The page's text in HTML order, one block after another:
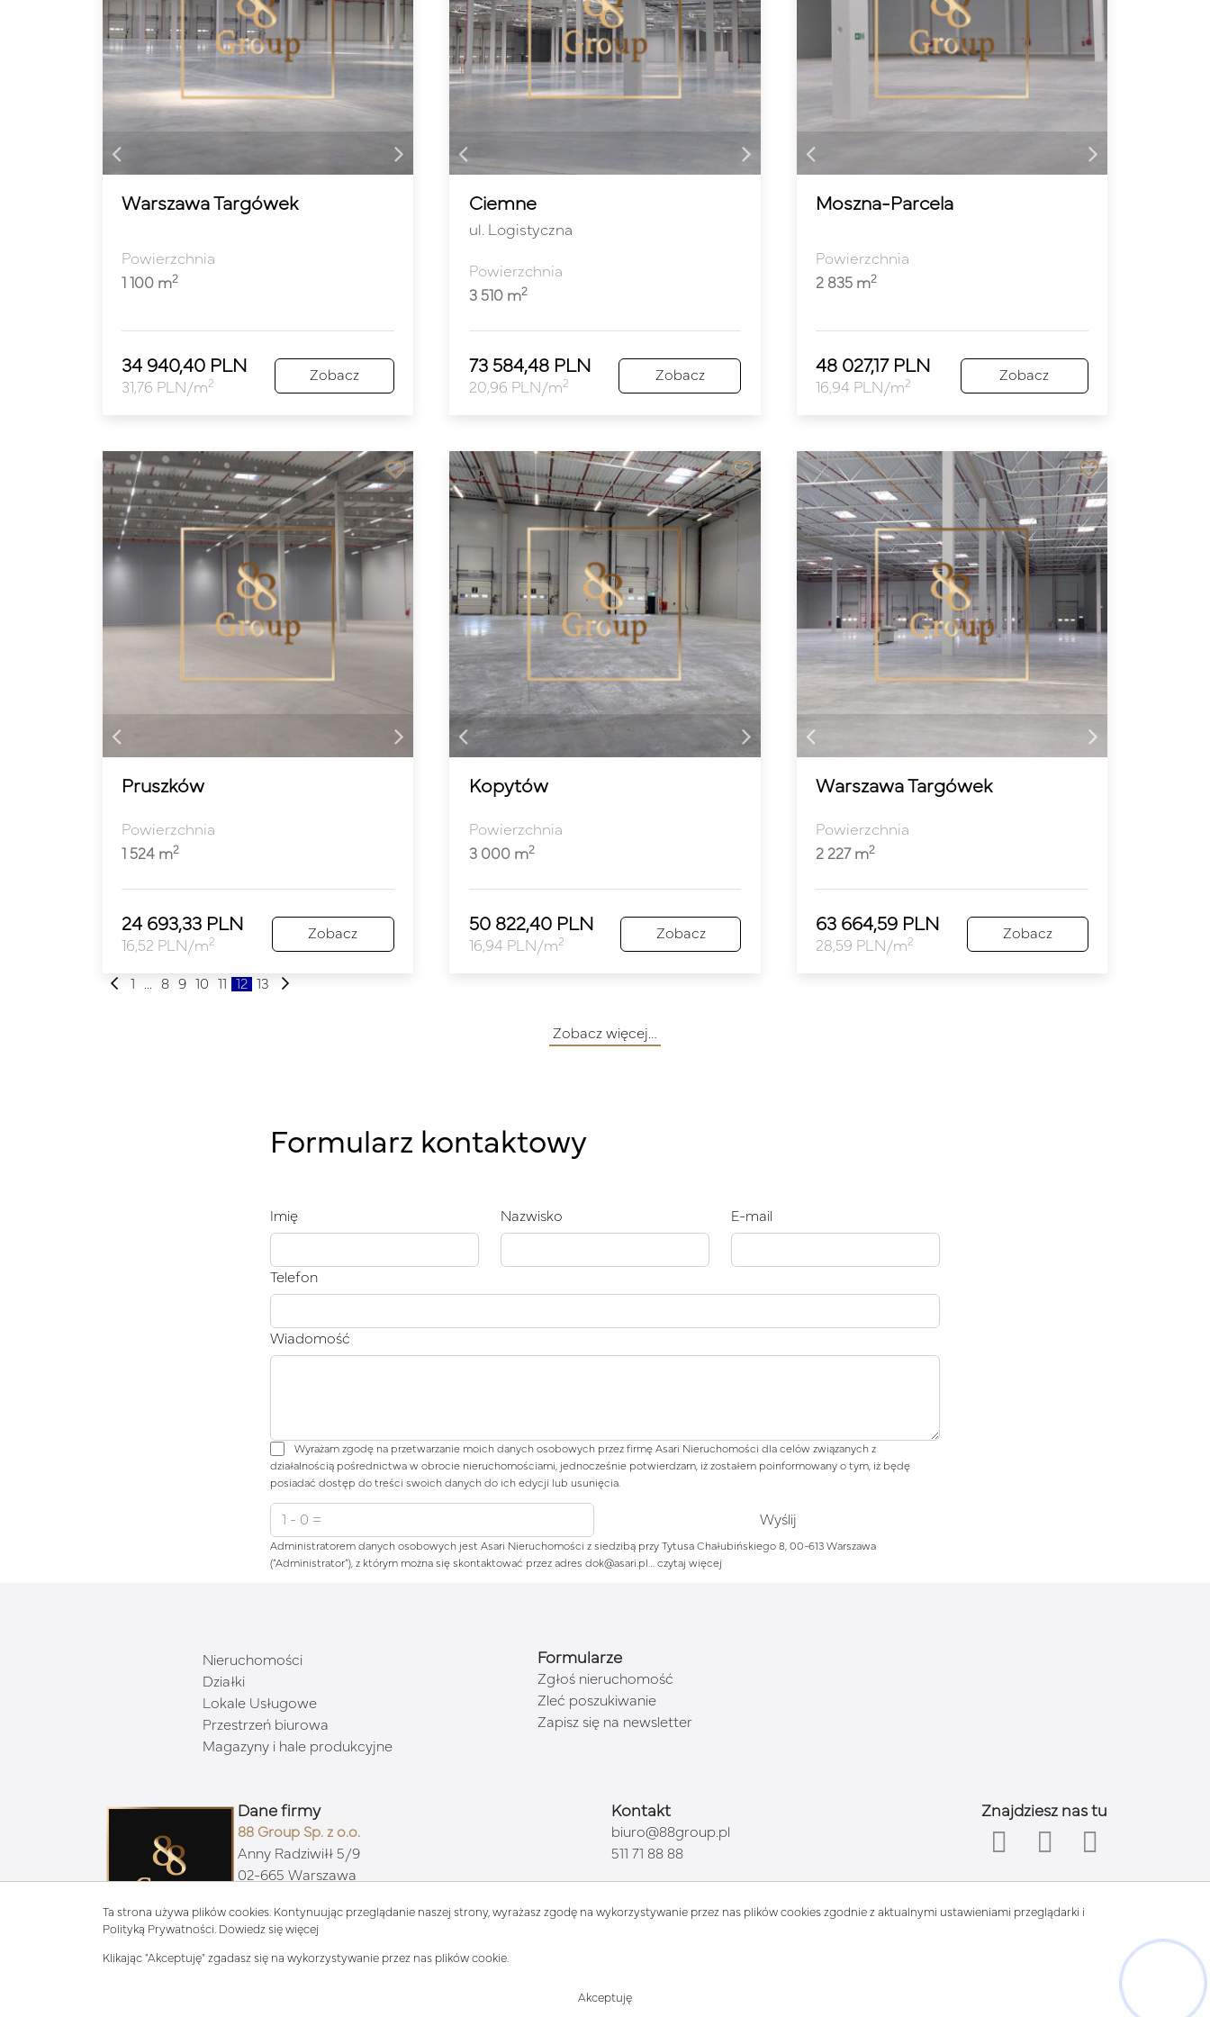
Warszawa Targówek
Powierzchnia
1 100 m2
34 940,40 PLN
31,76 PLN/m2
Zobacz
Ciemne
ul. Logistyczna
Powierzchnia
3 510 m2
73 584,48 PLN
20,96 PLN/m2
Zobacz
Moszna-Parcela
Powierzchnia
2 835 m2
48 027,17 PLN
16,94 PLN/m2
Zobacz
Pruszków
Powierzchnia
1 524 m2
24 693,33 PLN
16,52 PLN/m2
Zobacz
Kopytów
Powierzchnia
3 000 m2
50 822,40 PLN
16,94 PLN/m2
Zobacz
Warszawa Targówek
Powierzchnia
2 227 m2
63 664,59 PLN
28,59 PLN/m2
Zobacz
1 8 9 10 11 12 13
Zobacz więcej…
Formularz kontaktowy
Imię Nazwisko E-mail
Telefon
Wiadomość
Wyrażam zgodę na przetwarzanie moich danych osobowych przez firmę Asari Nieruchomości dla celów związanych z
działalnością pośrednictwa w obrocie nieruchomościami, jednocześnie potwierdzam, iż zostałem poinformowany o tym, iż będę
posiadać dostęp do treści swoich danych do ich edycji lub usunięcia.
Administratorem danych osobowych jest Asari Nieruchomości z siedzibą przy Tytusa Chałubińskiego 8, 00-613 Warszawa
(“Administrator”), z którym można się skontaktować przez adres dok@asari.pl… czytaj więcej
Nieruchomości
Działki
Lokale Usługowe
Przestrzeń biurowa
Magazyny i hale produkcyjne
Formularze
Zgłoś nieruchomość
Zleć poszukiwanie
Zapisz się na newsletter
Dane firmy
88 Group Sp. z o.o.
Anny Radziwiłł 5/9
02-665 Warszawa
Kontakt
biuro@88group.pl
511 71 88 88
Znajdziesz nas tu
Ta strona używa plików cookies. Kontynuując przeglądanie naszej strony, wyrażasz zgodę na wykorzystywanie przez nas plików cookies zgodnie z aktualnymi ustawieniami przeglądarki i
Polityką Prywatności. Dowiedz się więcej
Klikając "Akceptuję" zgadasz się na wykorzystywanie przez nas plików cookie.
Akceptuję